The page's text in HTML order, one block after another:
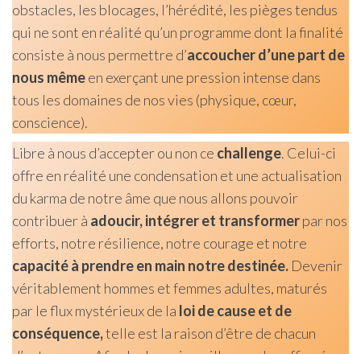
obstacles, les blocages, l’hérédité, les pièges tendus
qui ne sont en réalité qu’un programme dont la finalité
consiste à nous permettre d’accoucher d’une part de
nous mêmeen exerçant une pression intense dans
tous les domaines de nos vies (physique, cœur,
conscience).
Libre à nous d’accepter ou non ce challenge. Celui-ci
offre en réalité une condensation et une actualisation
du karma de notre âme que nous allons pouvoir
contribuer à adoucir, intégrer et transformerpar nos
efforts, notre résilience, notre courage et notre
capacité à prendre en main notre destinée. Devenir
véritablement hommes et femmes adultes, maturés
par le flux mystérieux de la loi de cause et de
conséquence,telle est la raison d’être de chacun